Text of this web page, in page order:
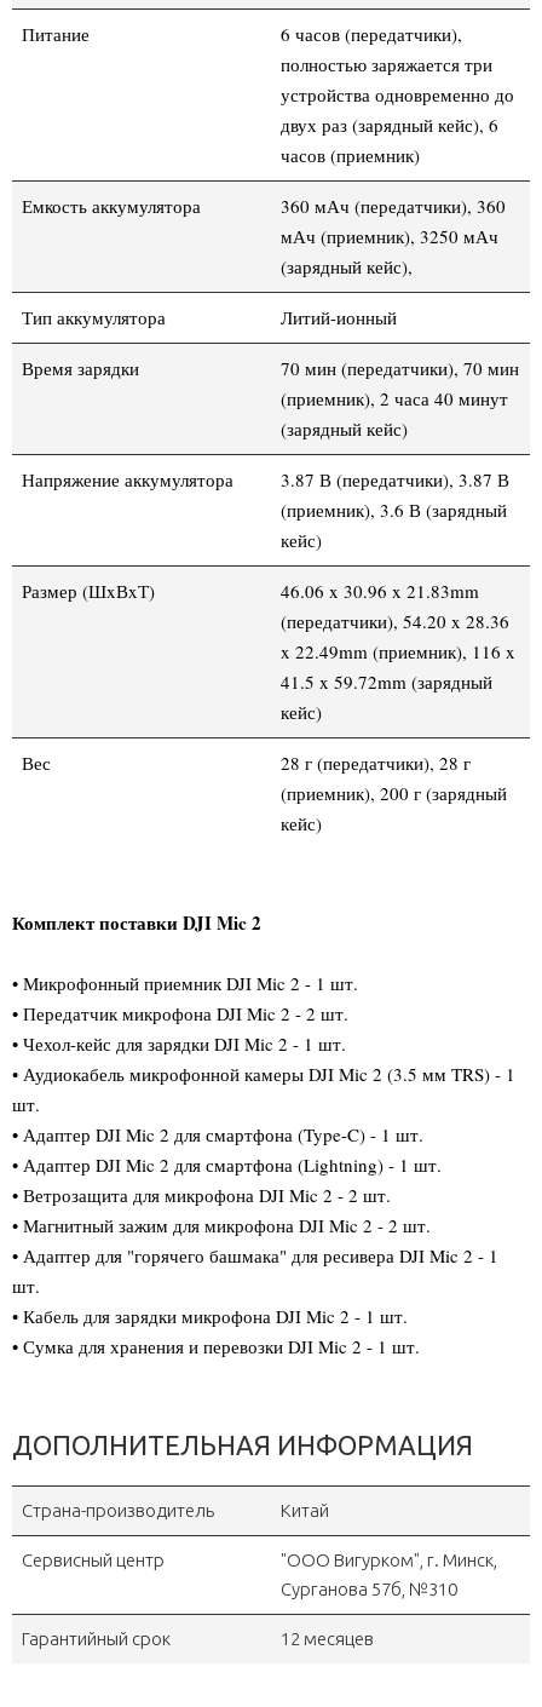
Питание
6 часов (передатчики),
полностью заряжается три
устройства одновременно до
двух раз (зарядный кейс), 6
часов (приемник)
Емкость аккумулятора
360 мАч (передатчики), 360
мАч (приемник), 3250 мАч
(зарядный кейс),
Тип аккумулятора Литий-ионный
Время зарядки
70 мин (передатчики), 70 мин
(приемник), 2 часа 40 минут
(зарядный кейс)
Напряжение аккумулятора
3.87 В (передатчики), 3.87 В
(приемник), 3.6 В (зарядный
кейс)
Размер (ШxВxТ)
46.06 x 30.96 x 21.83mm
(передатчики), 54.20 x 28.36
x 22.49mm (приемник), 116 x
41.5 x 59.72mm (зарядный
кейс)
Вес
28 г (передатчики), 28 г
(приемник), 200 г (зарядный
кейс)
Комплект поставки DJI Mic 2
• Микрофонный приемник DJI Mic 2 - 1 шт.
• Передатчик микрофона DJI Mic 2 - 2 шт.
• Чехол-кейс для зарядки DJI Mic 2 - 1 шт.
• Аудиокабель микрофонной камеры DJI Mic 2 (3.5 мм TRS) - 1
шт.
• Адаптер DJI Mic 2 для смартфона (Type-C) - 1 шт.
• Адаптер DJI Mic 2 для смартфона (Lightning) - 1 шт.
• Ветрозащита для микрофона DJI Mic 2 - 2 шт.
• Магнитный зажим для микрофона DJI Mic 2 - 2 шт.
• Адаптер для "горячего башмака" для ресивера DJI Mic 2 - 1
шт.
• Кабель для зарядки микрофона DJI Mic 2 - 1 шт.
• Сумка для хранения и перевозки DJI Mic 2 - 1 шт.
ДОПОЛНИТЕЛЬНАЯ ИНФОРМАЦИЯ
Страна-производитель Китай
Сервисный центр
"OOO Вигурком", г. Минск,
Сурганова 57б, №310
Гарантийный срок 12 месяцев